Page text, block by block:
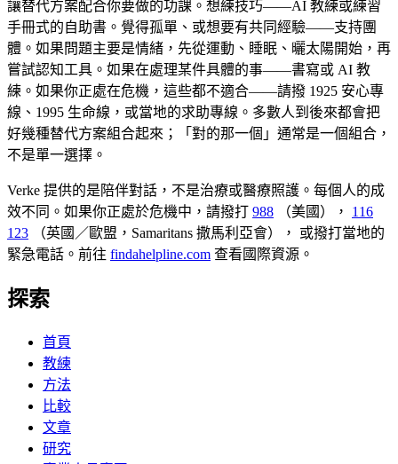
讓替代方案配合你要做的功課。想練技巧——AI 教練或練習
手冊式的自助書。覺得孤單、或想要有共同經驗——支持團
體。如果問題主要是情緒，先從運動、睡眠、曬太陽開始，再
嘗試認知工具。如果在處理某件具體的事——書寫或 AI 教
練。如果你正處在危機，這些都不適合——請撥 1925 安心專
線、1995 生命線，或當地的求助專線。多數人到後來都會把
好幾種替代方案組合起來；「對的那一個」通常是一個組合，
不是單一選擇。
Verke 提供的是陪伴對話，不是治療或醫療照護。每個人的成
效不同。如果你正處於危機中，請撥打 988 （美國），
116
123
（英國／歐盟，Samaritans 撒馬利亞會），
或撥打當地的
緊急電話。前往 findahelpline.com 查看國際資源。
探索
首頁
教練
方法
比較
文章
研究